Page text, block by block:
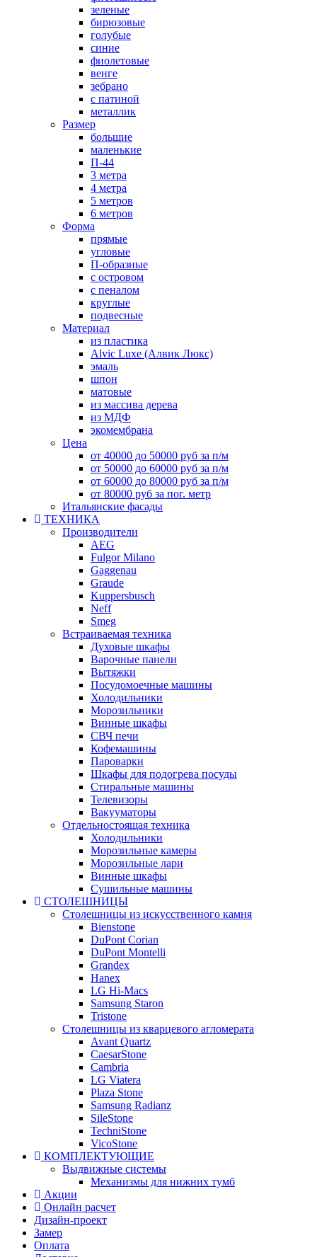
зеленые
бирюзовые
голубые
синие
фиолетовые
венге
зебрано
с патиной
металлик
Размер
большие
маленькие
П-44
3 метра
4 метра
5 метров
6 метров
Форма
прямые
угловые
П-образные
с островом
с пеналом
круглые
подвесные
Материал
из пластика
Alvic Luxe (Алвик Люкс)
эмаль
шпон
матовые
из массива дерева
из МДФ
экомембрана
Цена
от 40000 до 50000 руб за п/м
от 50000 до 60000 руб за п/м
от 60000 до 80000 руб за п/м
от 80000 руб за пог. метр
Итальянские фасады
ТЕХНИКА
Производители
AEG
Fulgor Milano
Gaggenau
Graude
Kuppersbusch
Neff
Smeg
Встраиваемая техника
Духовые шкафы
Варочные панели
Вытяжки
Посудомоечные машины
Холодильники
Морозильники
Винные шкафы
СВЧ печи
Кофемашины
Пароварки
Шкафы для подогрева посуды
Стиральные машины
Телевизоры
Вакууматоры
Отдельностоящая техника
Холодильники
Морозильные камеры
Морозильные лари
Винные шкафы
Сушильные машины
СТОЛЕШНИЦЫ
Столешницы из искусственного камня
Bienstone
DuPont Corian
DuPont Montelli
Grandex
Hanex
LG Hi-Macs
Samsung Staron
Tristone
Столешницы из кварцевого агломерата
Avant Quartz
CaesarStone
Cambria
LG Viatera
Plaza Stone
Samsung Radianz
SileStone
TechniStone
VicoStone
КОМПЛЕКТУЮЩИЕ
Выдвижные системы
Механизмы для нижних тумб
Акции
Онлайн расчет
Дизайн-проект
Замер
Оплата